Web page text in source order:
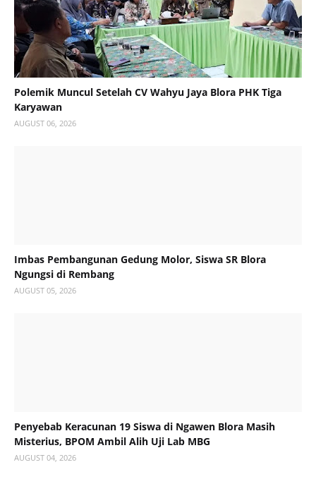
Polemik Muncul Setelah CV Wahyu Jaya Blora PHK Tiga
Karyawan
AUGUST 06, 2026
Imbas Pembangunan Gedung Molor, Siswa SR Blora
Ngungsi di Rembang
AUGUST 05, 2026
Penyebab Keracunan 19 Siswa di Ngawen Blora Masih
Misterius, BPOM Ambil Alih Uji Lab MBG
AUGUST 04, 2026